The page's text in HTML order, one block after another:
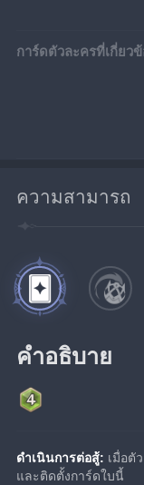
การ์ดตัวละครที่เกี่ยวข้
ความสามารถ
คำอธิบาย
ดำเนินการต่อสู้: เมื่อตั
และติดตั้งการ์ดใบนี้